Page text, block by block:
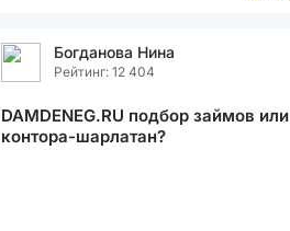
Богданова Нина
Рейтинг: 12 404
DAMDENEG.RU подбор займов или
контора-шарлатан?